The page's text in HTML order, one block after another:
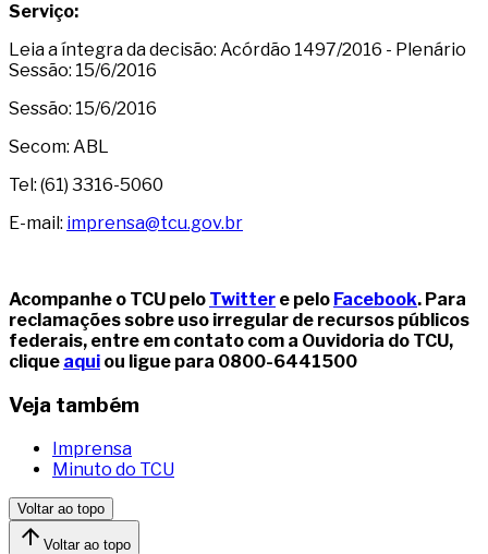
Serviço:
Leia a íntegra da decisão: Acórdão 1497/2016 - Plenário
Sessão: 15/6/2016
Sessão: 15/6/2016
Secom: ABL
Tel: (61) 3316-5060
E-mail: imprensa@tcu.gov.br
Acompanhe o TCU pelo Twitter e pelo Facebook. Para
reclamações sobre uso irregular de recursos públicos
federais, entre em contato com a Ouvidoria do TCU,
clique aqui ou ligue para 0800-6441500
Veja também
Imprensa
Minuto do TCU
Voltar ao topo
Voltar ao topo